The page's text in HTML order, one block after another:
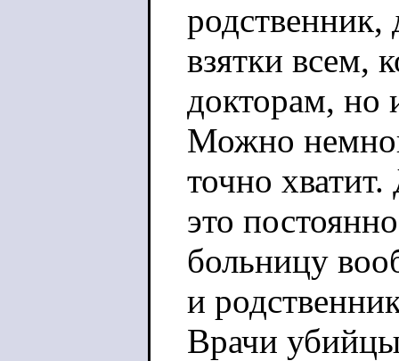
родственник,
взятки всем,
докторам, но
Можно
точно хватит.
это
больницу
и
Врачи